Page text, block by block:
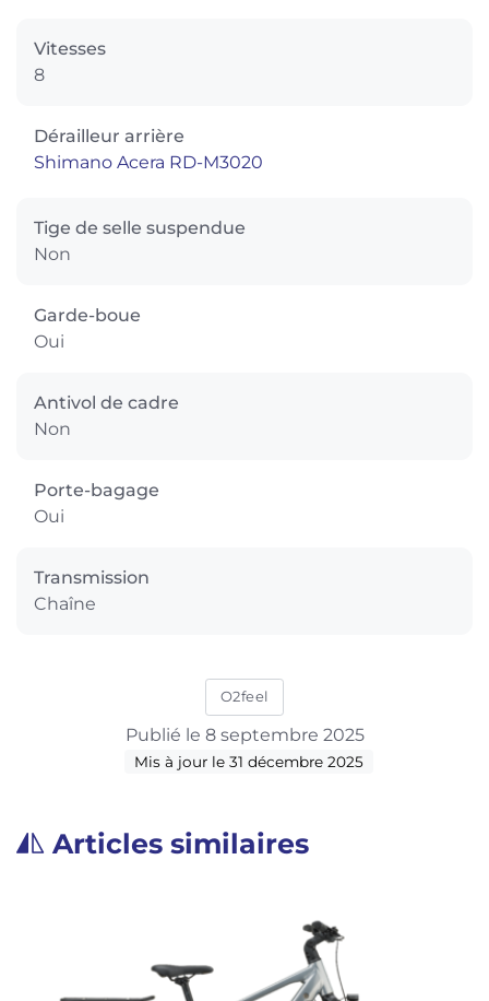
Vitesses
8
Dérailleur arrière
Shimano Acera RD-M3020
Tige de selle suspendue
Non
Garde-boue
Oui
Antivol de cadre
Non
Porte-bagage
Oui
Transmission
Chaîne
O2feel
Publié le 8 septembre 2025
Mis à jour le 31 décembre 2025
Articles similaires